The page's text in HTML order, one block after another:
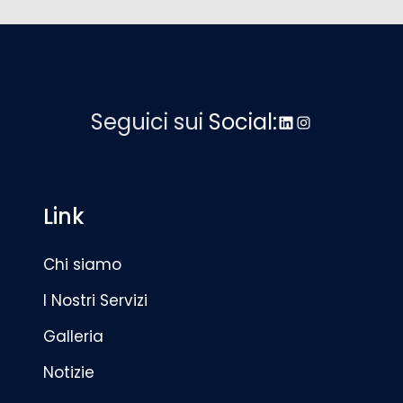
Seguici sui Social:LinkedIn
Instagram
Link
Chi siamo
I Nostri Servizi
Galleria
Notizie